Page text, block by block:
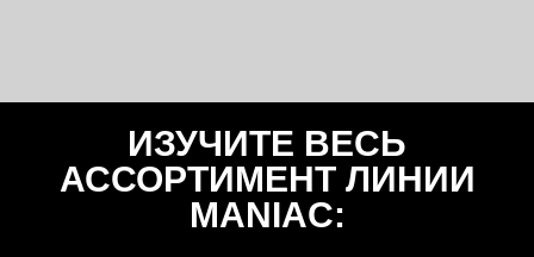
ИЗУЧИТЕ ВЕСЬ
АССОРТИМЕНТ ЛИНИИ
MANIAC: